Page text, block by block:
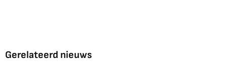
Gerelateerd nieuws